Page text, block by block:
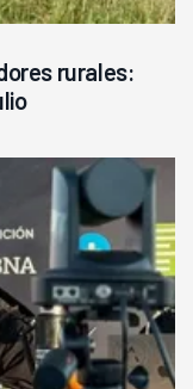
rurales: